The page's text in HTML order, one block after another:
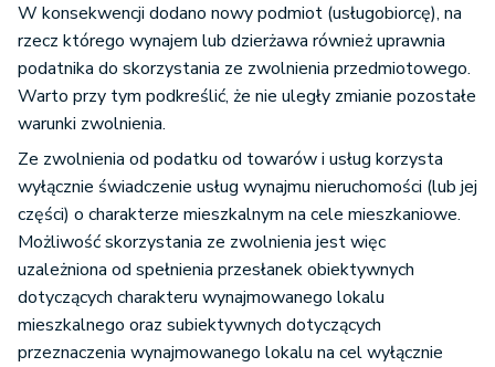
W konsekwencji dodano nowy podmiot (usługobiorcę), na
rzecz którego wynajem lub dzierżawa również uprawnia
podatnika do skorzystania ze zwolnienia przedmiotowego.
Warto przy tym podkreślić, że nie uległy zmianie pozostałe
warunki zwolnienia.
Ze zwolnienia od podatku od towarów i usług korzysta
wyłącznie świadczenie usług wynajmu nieruchomości (lub jej
części) o charakterze mieszkalnym na cele mieszkaniowe.
Możliwość skorzystania ze zwolnienia jest więc
uzależniona od spełnienia przesłanek obiektywnych
dotyczących charakteru wynajmowanego lokalu
mieszkalnego oraz subiektywnych dotyczących
przeznaczenia wynajmowanego lokalu na cel wyłącznie